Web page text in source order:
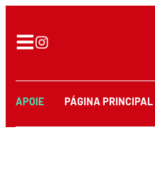
APOIE PÁGINA PRINCIPAL